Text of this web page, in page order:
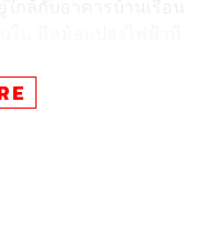
นี้จะปรับรูปแบบเพิ่ม
อ 1 ครั้ง